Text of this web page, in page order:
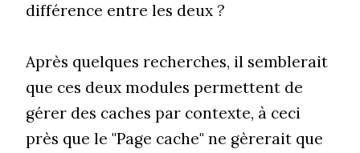
différence entre les deux ?
Après quelques recherches, il semblerait
que ces deux modules permettent de
gérer des caches par contexte, à ceci
près que le "Page cache" ne gèrerait que